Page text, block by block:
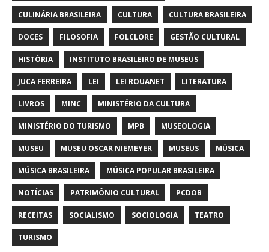
CULINÁRIA BRASILEIRA CULTURA CULTURA BRASILEIRA
DOCES FILOSOFIA FOLCLORE GESTÃO CULTURAL
HISTÓRIA INSTITUTO BRASILEIRO DE MUSEUS
JUCA FERREIRA LEI LEI ROUANET LITERATURA
LIVROS MINC MINISTÉRIO DA CULTURA
MINISTÉRIO DO TURISMO MPB MUSEOLOGIA
MUSEU MUSEU OSCAR NIEMEYER MUSEUS MÚSICA
MÚSICA BRASILEIRA MÚSICA POPULAR BRASILEIRA
NOTÍCIAS PATRIMÔNIO CULTURAL PCDOB
RECEITAS SOCIALISMO SOCIOLOGIA TEATRO
TURISMO